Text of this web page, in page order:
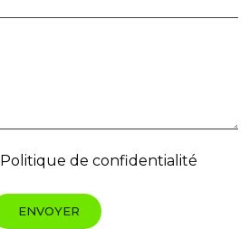
Politique de confidentialité